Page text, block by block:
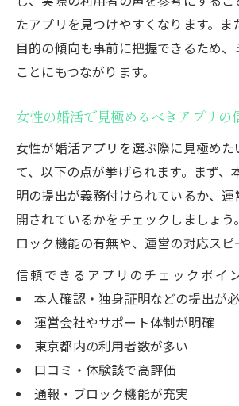
たアプリを見つけやすくなります。ま
目的の傾向も事前に把握できるため
ことにもつながります。
女性の婚活で見極めるべきアプリの
女性が婚活アプリを選ぶ際に見極めた
て、以下の点が挙げられます。まず、
明の提出が義務付けられているか、
開されているかをチェックしましょ
ロック機能の有無や、運営の対応スピ
信頼できるアプリのチェックポイ
本人確認・独身証明などの提出が
運営会社やサポート体制が明確
東京都内の利用者数が多い
口コミ・体験談で高評価
通報・ブロック機能が充実